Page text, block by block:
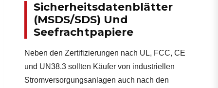
Sicherheitsdatenblätter
(MSDS/SDS) Und
Seefrachtpapiere
Neben den Zertifizierungen nach UL, FCC, CE
und UN38.3 sollten Käufer von industriellen
Stromversorgungsanlagen auch nach den